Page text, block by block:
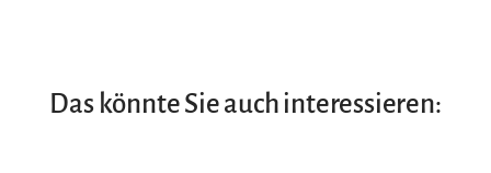
Das könnte Sie auch interessieren: